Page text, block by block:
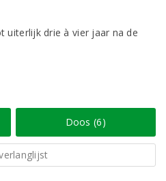
uiterlijk drie à vier jaar na de
Doos (6)